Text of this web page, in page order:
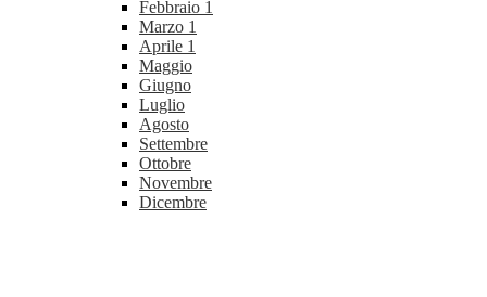
Febbraio 1
Marzo 1
Aprile 1
Maggio
Giugno
Luglio
Agosto
Settembre
Ottobre
Novembre
Dicembre